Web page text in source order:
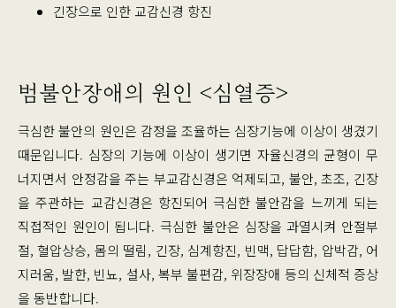
긴장으로 인한 교감신경 항진
범불안장애의 원인 <심열증>
극심한 불안의 원인은 감정을 조율하는 심장기능에 이상이 생겼기
때문입니다. 심장의 기능에 이상이 생기면 자율신경의 균형이 무
너지면서 안정감을 주는 부교감신경은 억제되고, 불안, 초조, 긴장
을 주관하는 교감신경은 항진되어 극심한 불안감을 느끼게 되는
직접적인 원인이 됩니다. 극심한 불안은 심장을 과열시켜 안절부
절, 혈압상승, 몸의 떨림, 긴장, 심계항진, 빈맥, 답답함, 압박감, 어
지러움, 발한, 빈뇨, 설사, 복부 불편감, 위장장애 등의 신체적 증상
을 동반합니다.